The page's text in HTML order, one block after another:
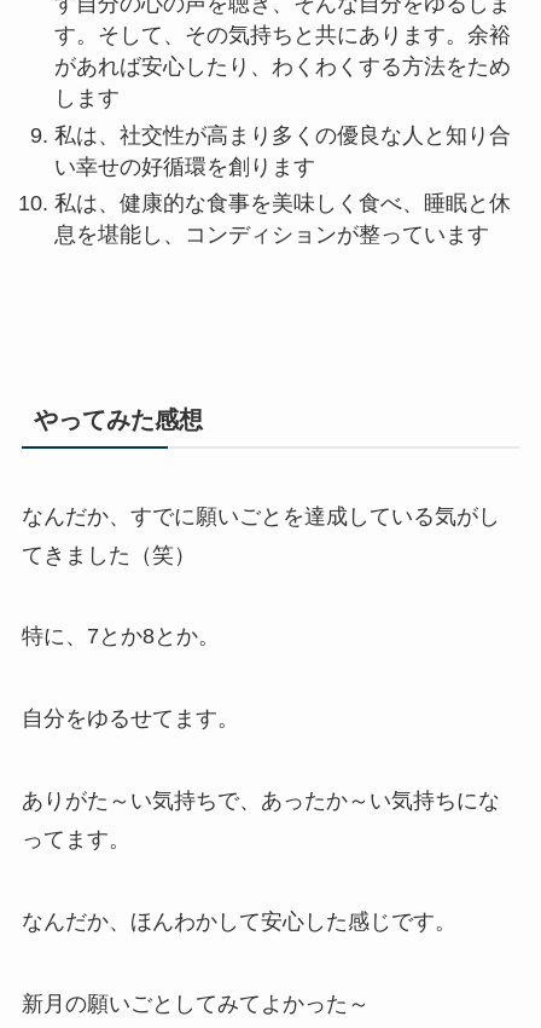
す。そして、その気持ちと共にあります。余裕
があれば安心したり、わくわくする方法をため
します
私は、社交性が高まり多くの優良な人と知り合
い幸せの好循環を創ります
私は、健康的な食事を美味しく食べ、睡眠と休
息を堪能し、コンディションが整っています
やってみた感想
なんだか、すでに願いごとを達成している気がし
てきました（笑）
特に、7とか8とか。
自分をゆるせてます。
ありがた～い気持ちで、あったか～い気持ちにな
ってます。
なんだか、ほんわかして安心した感じです。
新月の願いごとしてみてよかった～